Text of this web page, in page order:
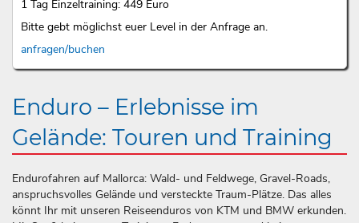
1 Tag Einzeltraining: 449 Euro
Bitte gebt möglichst euer Level in der Anfrage an.
anfragen/buchen
Enduro – Erlebnisse im
Gelände: Touren und Training
Endurofahren auf Mallorca: Wald- und Feldwege, Gravel-Roads,
anspruchsvolles Gelände und versteckte Traum-Plätze. Das alles
könnt Ihr mit unseren Reiseenduros von KTM und BMW erkunden.